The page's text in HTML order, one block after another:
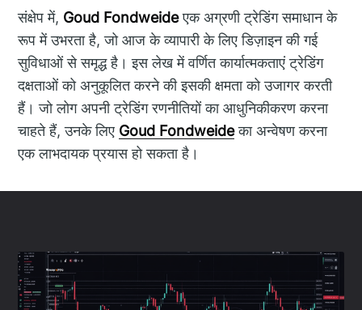
संक्षेप में, Goud Fondweideएक अग्रणी ट्रेडिंग समाधान के
रूप में उभरता है, जो आज के व्यापारी के लिए डिज़ाइन की गई
सुविधाओं से समृद्ध है। इस लेख में वर्णित कार्यात्मकताएं ट्रेडिंग
दक्षताओं को अनुकूलित करने की इसकी क्षमता को उजागर करती
हैं। जो लोग अपनी ट्रेडिंग रणनीतियों का आधुनिकीकरण करना
चाहते हैं, उनके लिए Goud Fondweideका अन्वेषण करना
एक लाभदायक प्रयास हो सकता है।